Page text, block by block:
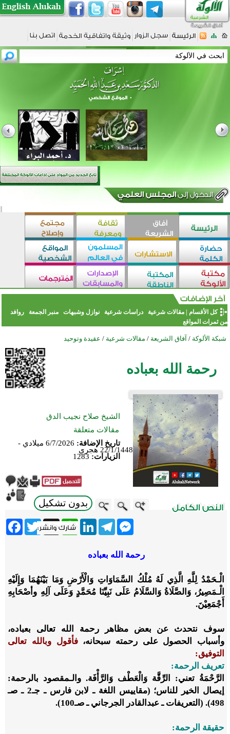
كل الأقسام |مقالات شرعية دراسات شرعية نوازل وشبهات منبر الجمعة
روافد
من ثمرات المواقع
شبكة الألوكة / آفاق الشريعة / مقالات شرعية / عقيدة وتوحيد
رحمة الله بعباده
الشيخ صلاح نجيب الدق
مقالات متعلقة
تاريخ الإضافة:
6/7/2026 ميلادي -
22/1/1448 هجري
الزيارات: 1283
بدون تشكيل
Twitter X
WhatsApp
LinkedInTelegram
Messenger
رحمة الله بعباده
الْـحَمْدُ لِلَّهِ الَّذِي لَهُ مُلْكُ السَّمَاوَاتِ وَالْأَرْضِ وَمَا بَيْنَهُمَا وَإِلَيْهِ
الْـمَصِيرُ، وَالصَّلَاةُ وَالسَّلَامُ عَلَى نَبِيِّنَا مُحَمَّدٍ وَعَلَى آلِهِ وأصْحَابِهِ
أَجْمَعِيْنَ.
سوف نتحدث عن بعض مظاهر رحمة الله تعالى بعباده،
وأسباب الحصول على رحمته سبحانه،فأقول وبالله تعالى
التوفيق:
تعريف الرحمة:
الرَّحْمَةُ تعني: الرِّقَّة وَالْعَطْف وَالرَّأْفَة. والـمقصود بالرحمة:
إيصال الخير للناس؛ (مقاييس اللغة ـ لابن فارس ـ جـ2 ـ صـ
498). (التعريفات ـ عبدالقادر الجرجاني ـ صـ100).
حقيقة الرحمة: